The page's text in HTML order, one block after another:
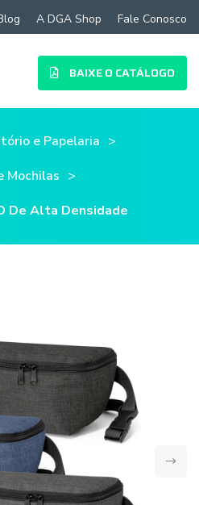
A DGA Shop Fale Conosco
BAIXE O CATÁLOGO
e Papelaria
Mochilas
De Alta Densidade